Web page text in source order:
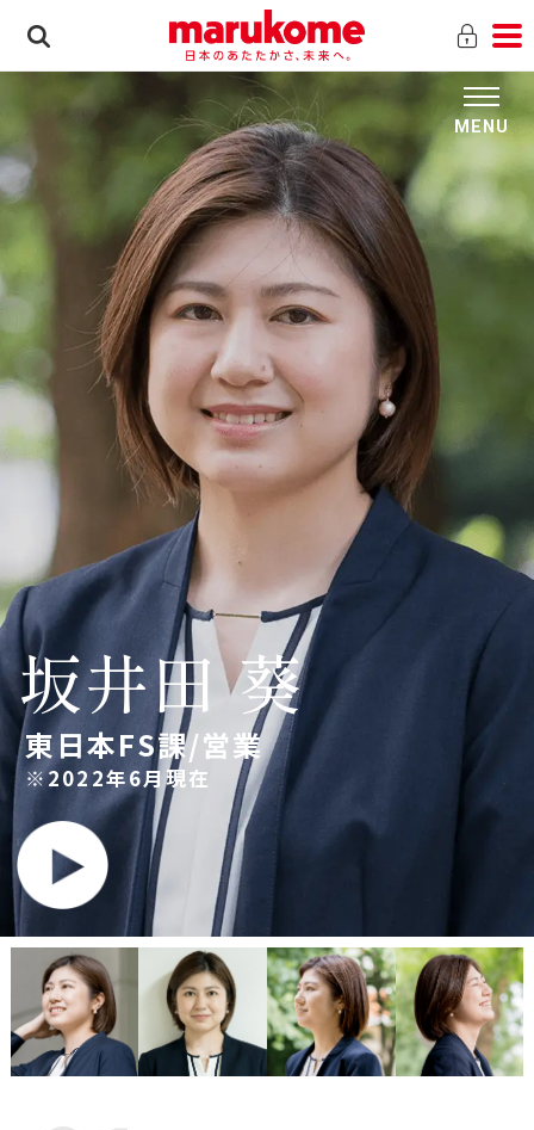
MENU
新卒採用トップ
Information
マルコメ社員を知る
マルコメを知る
よくある質問
マルコメ
グループ
新卒採用 2027
採用公式アカウント
坂井田 葵
東日本FS課/営業
※2022年6月現在